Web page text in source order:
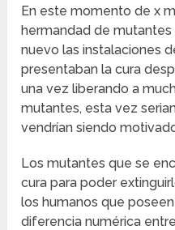
En este momento de x
hermandad de
nuevo las instalaciones
presentaban la cura
una vez liberando a
mutantes, esta vez
vendrían siendo
Los mutantes que se
cura para poder
los humanos que
diferencia numérica